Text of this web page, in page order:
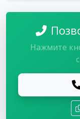
Нажмите